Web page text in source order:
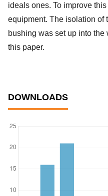
ideals ones. To improve
equipment. The isolation of
bushing was set up into
this paper.
DOWNLOADS